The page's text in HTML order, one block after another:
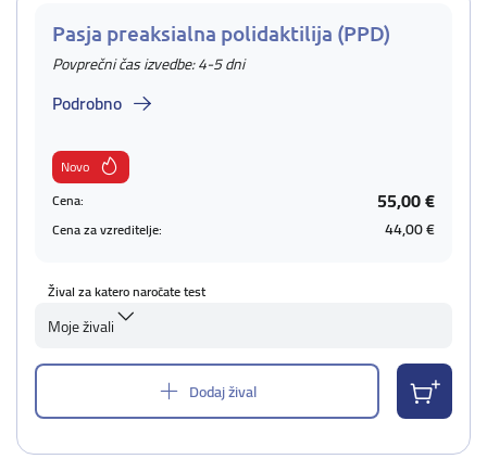
Pasja preaksialna polidaktilija (PPD)
Povprečni čas izvedbe: 4-5 dni
Podrobno
Novo
Cena:
55,00 €
Cena za vzreditelje: 44,00 €
Žival za katero naročate test
Moje živali
Dodaj žival